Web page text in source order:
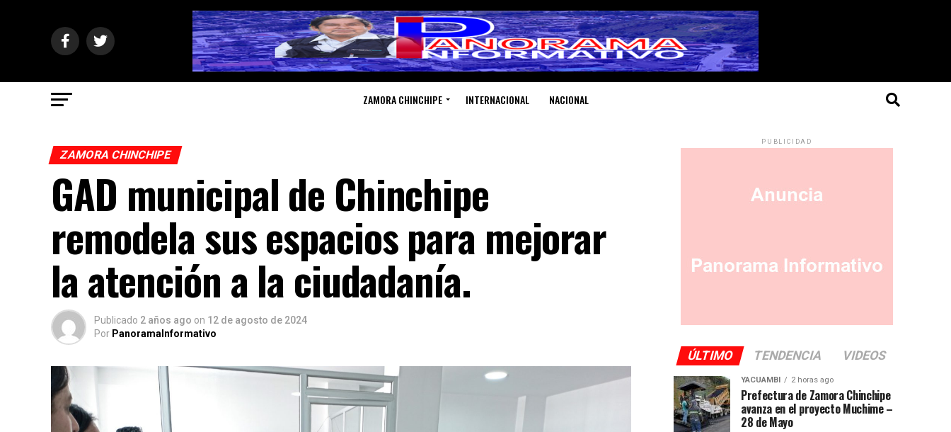
ZAMORA CHINCHIPE INTERNACIONAL NACIONAL
ZAMORA CHINCHIPE
GAD municipal de Chinchipe
remodela sus espacios para mejorar
la atención a la ciudadanía.
Publicado 2 años ago on 12 de agosto de 2024
Por PanoramaInformativo
PUBLICIDAD
ÚLTIMO TENDENCIA VIDEOS
YACUAMBI 2 horas ago
Prefectura de Zamora Chinchipe
avanza en el proyecto Muchime –
28 de Mayo